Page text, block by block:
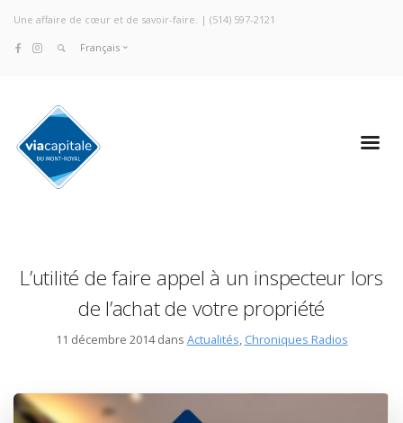
Une affaire de cœur et de savoir-faire. | (514) 597-2121
Français
L’utilité de faire appel à un inspecteur lors
de l’achat de votre propriété
11 décembre 2014 dans Actualités, Chroniques Radios